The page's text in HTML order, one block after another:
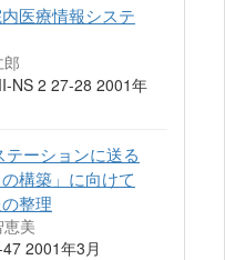
医療情報システ
NS 2 27-28 2001年
ーションに送る
構築」に向けて
整理
美
2001年3月